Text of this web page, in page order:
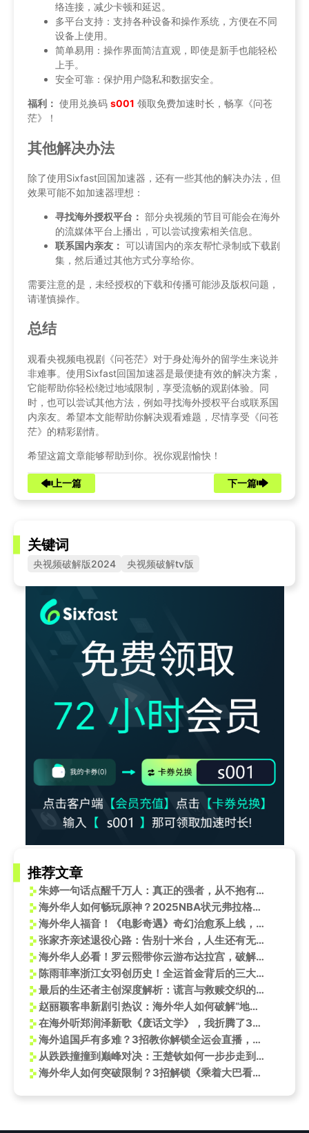
络连接，减少卡顿和延迟。
多平台支持：支持各种设备和操作系统，方便在不同
设备上使用。
简单易用：操作界面简洁直观，即使是新手也能轻松
上手。
安全可靠：保护用户隐私和数据安全。
福利： 使用兑换码 s001 领取免费加速时长，畅享《问苍
茫》！
其他解决办法
除了使用Sixfast回国加速器，还有一些其他的解决办法，但
效果可能不如加速器理想：
寻找海外授权平台： 部分央视频的节目可能会在海外
的流媒体平台上播出，可以尝试搜索相关信息。
联系国内亲友： 可以请国内的亲友帮忙录制或下载剧
集，然后通过其他方式分享给你。
需要注意的是，未经授权的下载和传播可能涉及版权问题，
请谨慎操作。
总结
观看央视频电视剧《问苍茫》对于身处海外的留学生来说并
非难事。使用Sixfast回国加速器是最便捷有效的解决方案，
它能帮助你轻松绕过地域限制，享受流畅的观剧体验。同
时，也可以尝试其他方法，例如寻找海外授权平台或联系国
内亲友。希望本文能帮助你解决观看难题，尽情享受《问苍
茫》的精彩剧情。
希望这篇文章能够帮助到你。祝你观剧愉快！
上一篇 下一篇
关键词
央视频破解版2024 央视频破解tv版
推荐文章
朱婷一句话点醒千万人：真正的强者，从不抱有任何幻想！
海外华人如何畅玩原神？2025NBA状元弗拉格竟也是资深玩家！
海外华人福音！《电影奇遇》奇幻治愈系上线，教你如何突破地区限制流畅观影
张家齐亲述退役心路：告别十米台，人生还有无限可能
海外华人必看！罗云熙带你云游布达拉宫，破解地域限制全攻略
陈雨菲率浙江女羽创历史！全运首金背后的三大制胜秘诀
最后的生还者主创深度解析：谎言与救赎交织的末日父女情
赵丽颖客串新剧引热议：海外华人如何破解“地区限制”，重温古装女神风采？
在海外听郑润泽新歌《废话文学》，我折腾了3小时才搞定版权限制
海外追国乒有多难？3招教你解锁全运会直播，跟樊振东一起珍惜每一分
从跌跌撞撞到巅峰对决：王楚钦如何一步步走到樊振东面前？
海外华人如何突破限制？3招解锁《乘着大巴看中国》新疆篇完整版